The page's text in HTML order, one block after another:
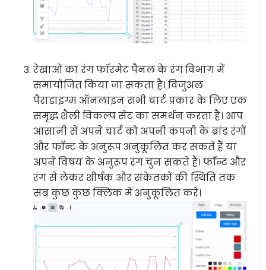
रेखाओं का रंग फॉरमेट पैनल के रंग विभाग में
समायोजित किया जा सकता है। विजुअल
पैराडाइग्म ऑनलाइन सभी चार्ट प्रकार के लिए एक
समृद्ध शैली विकल्प सेट का समर्थन करता है। आप
आसानी से अपने चार्ट को अपनी कंपनी के ब्रांड रंगों
और फॉन्ट के अनुरूप अनुकूलित कर सकते हैं या
अपने विषय के अनुरूप रंग चुन सकते हैं। फॉन्ट और
रंग से लेकर शीर्षक और संकेतकों की स्थिति तक
सब कुछ कुछ क्लिक में अनुकूलित करें।